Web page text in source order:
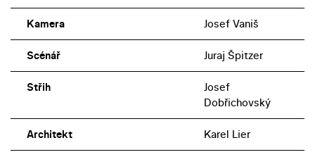
Kamera Josef Vaniš
Scénář Juraj Špitzer
Střih
Josef
Dobřichovský
Architekt Karel Lier